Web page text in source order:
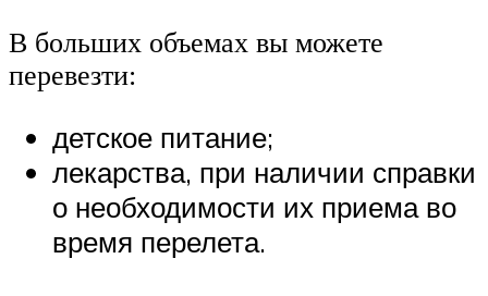
В больших объемах вы можете
перевезти:
детское питание;
лекарства, при наличии справки
о необходимости их приема во
время перелета.